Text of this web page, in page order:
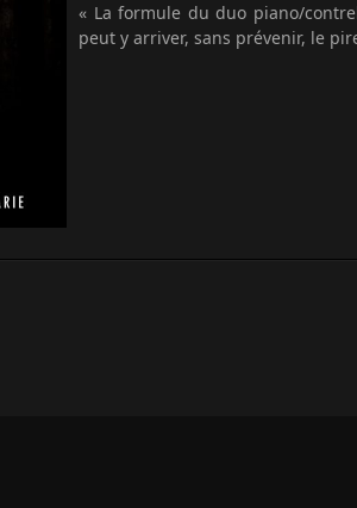
« La formule du duo piano/
peut y arriver, sans prévenir, le